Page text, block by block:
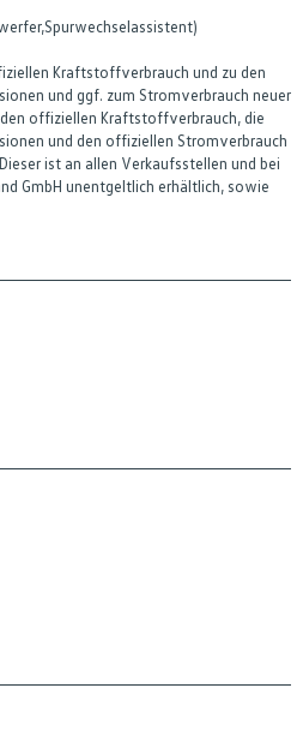
Kraftstoffverbrauch und zu den
und ggf. zum Stromverbrauch neuer
offiziellen Kraftstoffverbrauch, die
und den offiziellen Stromverbrauch
ist an allen Verkaufsstellen und bei
GmbH unentgeltlich erhältlich, sowie